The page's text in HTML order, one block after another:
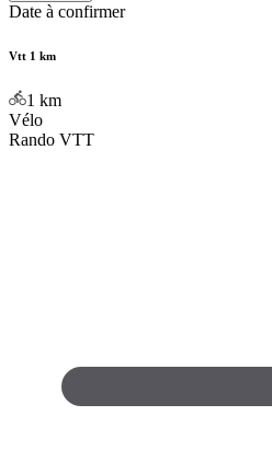
Date à confirmer
Vtt 1 km
1 km
Vélo
Rando VTT